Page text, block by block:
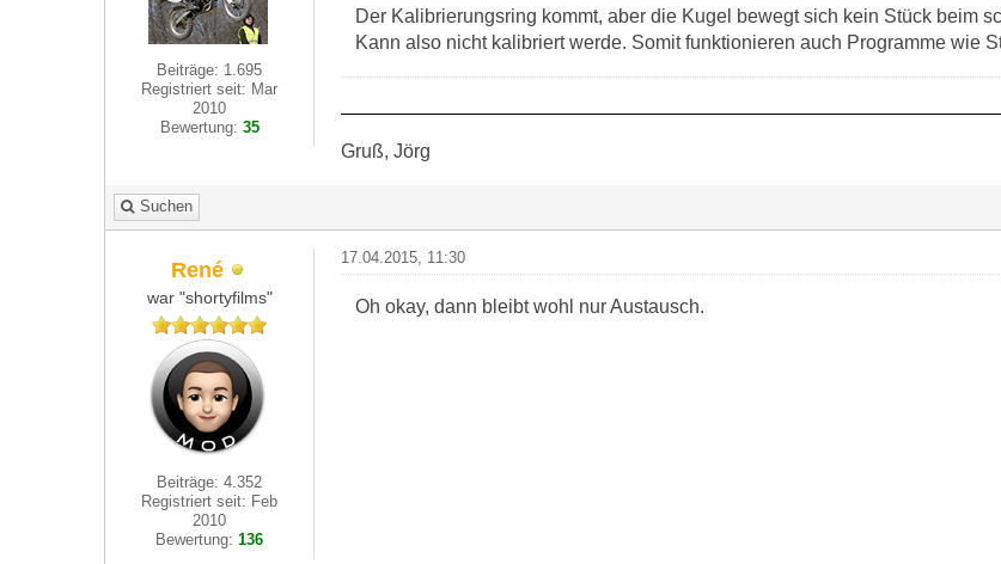
Beiträge: 1.695
Registriert seit: Mar
2010
Bewertung: 35
Der Kalibrierungsring kommt, aber die Kugel bewegt sich kein Stück beim
Kann also nicht kalibriert werde. Somit funktionieren auch Programme wie
Gruß, Jörg
Suchen
René
war "shortyfilms"
Beiträge: 4.352
Registriert seit: Feb
2010
Bewertung:136
17.04.2015, 11:30
Oh okay, dann bleibt wohl nur Austausch.